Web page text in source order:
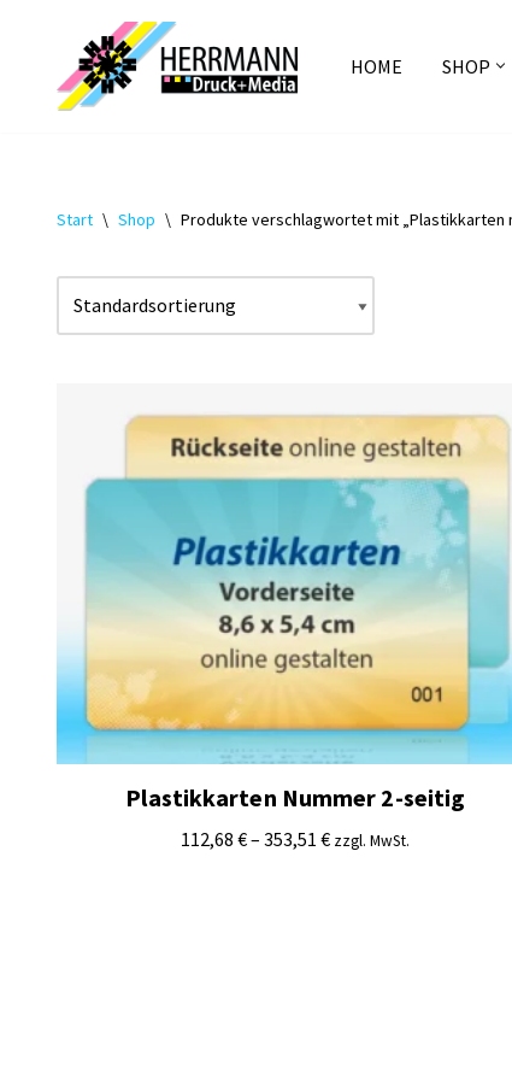
Inhalt
HOME SHOP
Start \ Shop \ Produkte verschlagwortet mit „Plastikkarten
Plastikkarten Nummer 2-seitig
112,68€–353,51€ zzgl. MwSt.